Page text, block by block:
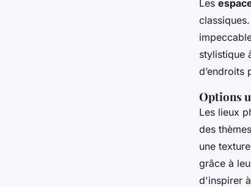
Les
stylistique
d’endroits
Options
Les lieux
des
une
grâce à
d'inspirer